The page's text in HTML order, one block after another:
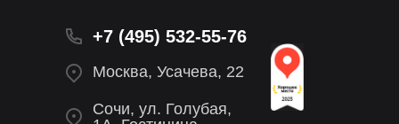
+7 (495) 532-55-76
Москва, Усачева, 22
Сочи, ул. Голубая,